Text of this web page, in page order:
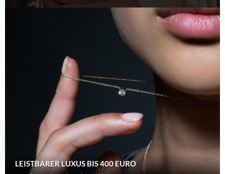
LEISTBARER LUXUS BIS 400 EURO